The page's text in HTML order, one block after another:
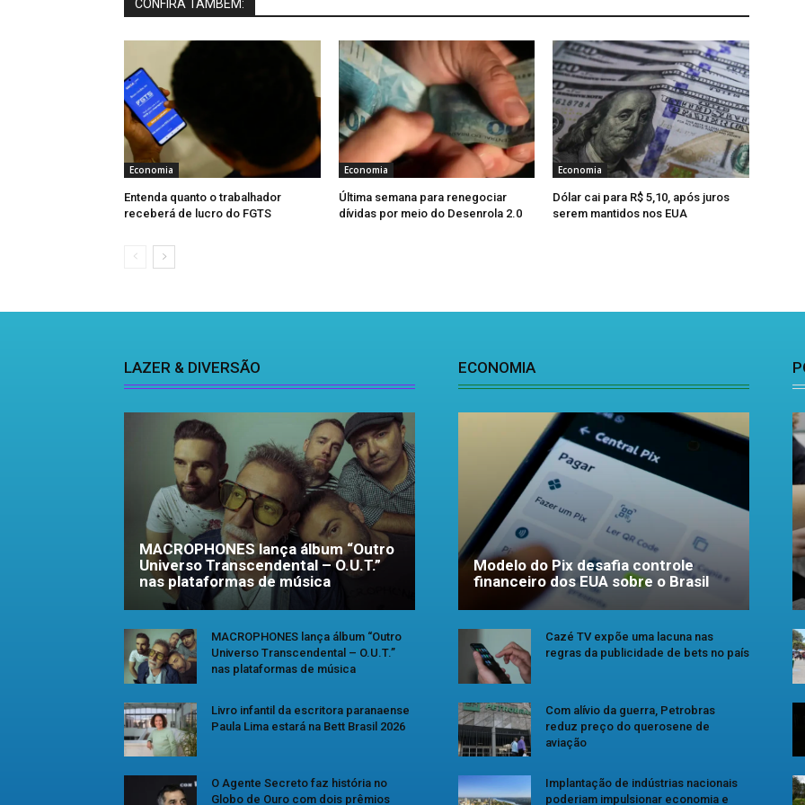
CONFIRA TAMBÉM:
Economia
Entenda quanto o trabalhador
receberá de lucro do FGTS
Economia
Última semana para renegociar
dívidas por meio do Desenrola 2.0
Economia
Dólar cai para R$ 5,10, após juros
serem mantidos nos EUA
LAZER & DIVERSÃO
MACROPHONES lança álbum “Outro
Universo Transcendental – O.U.T.”
nas plataformas de música
MACROPHONES lança álbum “Outro
Universo Transcendental – O.U.T.”
nas plataformas de música
Livro infantil da escritora paranaense
Paula Lima estará na Bett Brasil 2026
O Agente Secreto faz história no
Globo de Ouro com dois prêmios
ECONOMIA
Modelo do Pix desafia controle
financeiro dos EUA sobre o Brasil
Cazé TV expõe uma lacuna nas
regras da publicidade de bets no país
Com alívio da guerra, Petrobras
reduz preço do querosene de
aviação
Implantação de indústrias nacionais
poderiam impulsionar economia e